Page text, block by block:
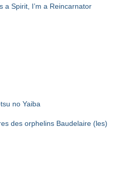
a Spirit, I’m a Reincarnator
no Yaiba
des orphelins Baudelaire (les)